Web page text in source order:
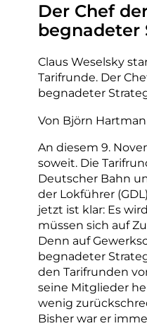
Der Chef
begnadeter
Claus Weselsky
Tarifrunde. Der
begnadeter
Von Björn
An diesem 9.
soweit. Die
Deutscher Bahn
der Lokführer
jetzt ist klar: Es
müssen sich auf
Denn auf
begnadeter
den Tarifrunden
seine Mitglieder
wenig
Bisher war er